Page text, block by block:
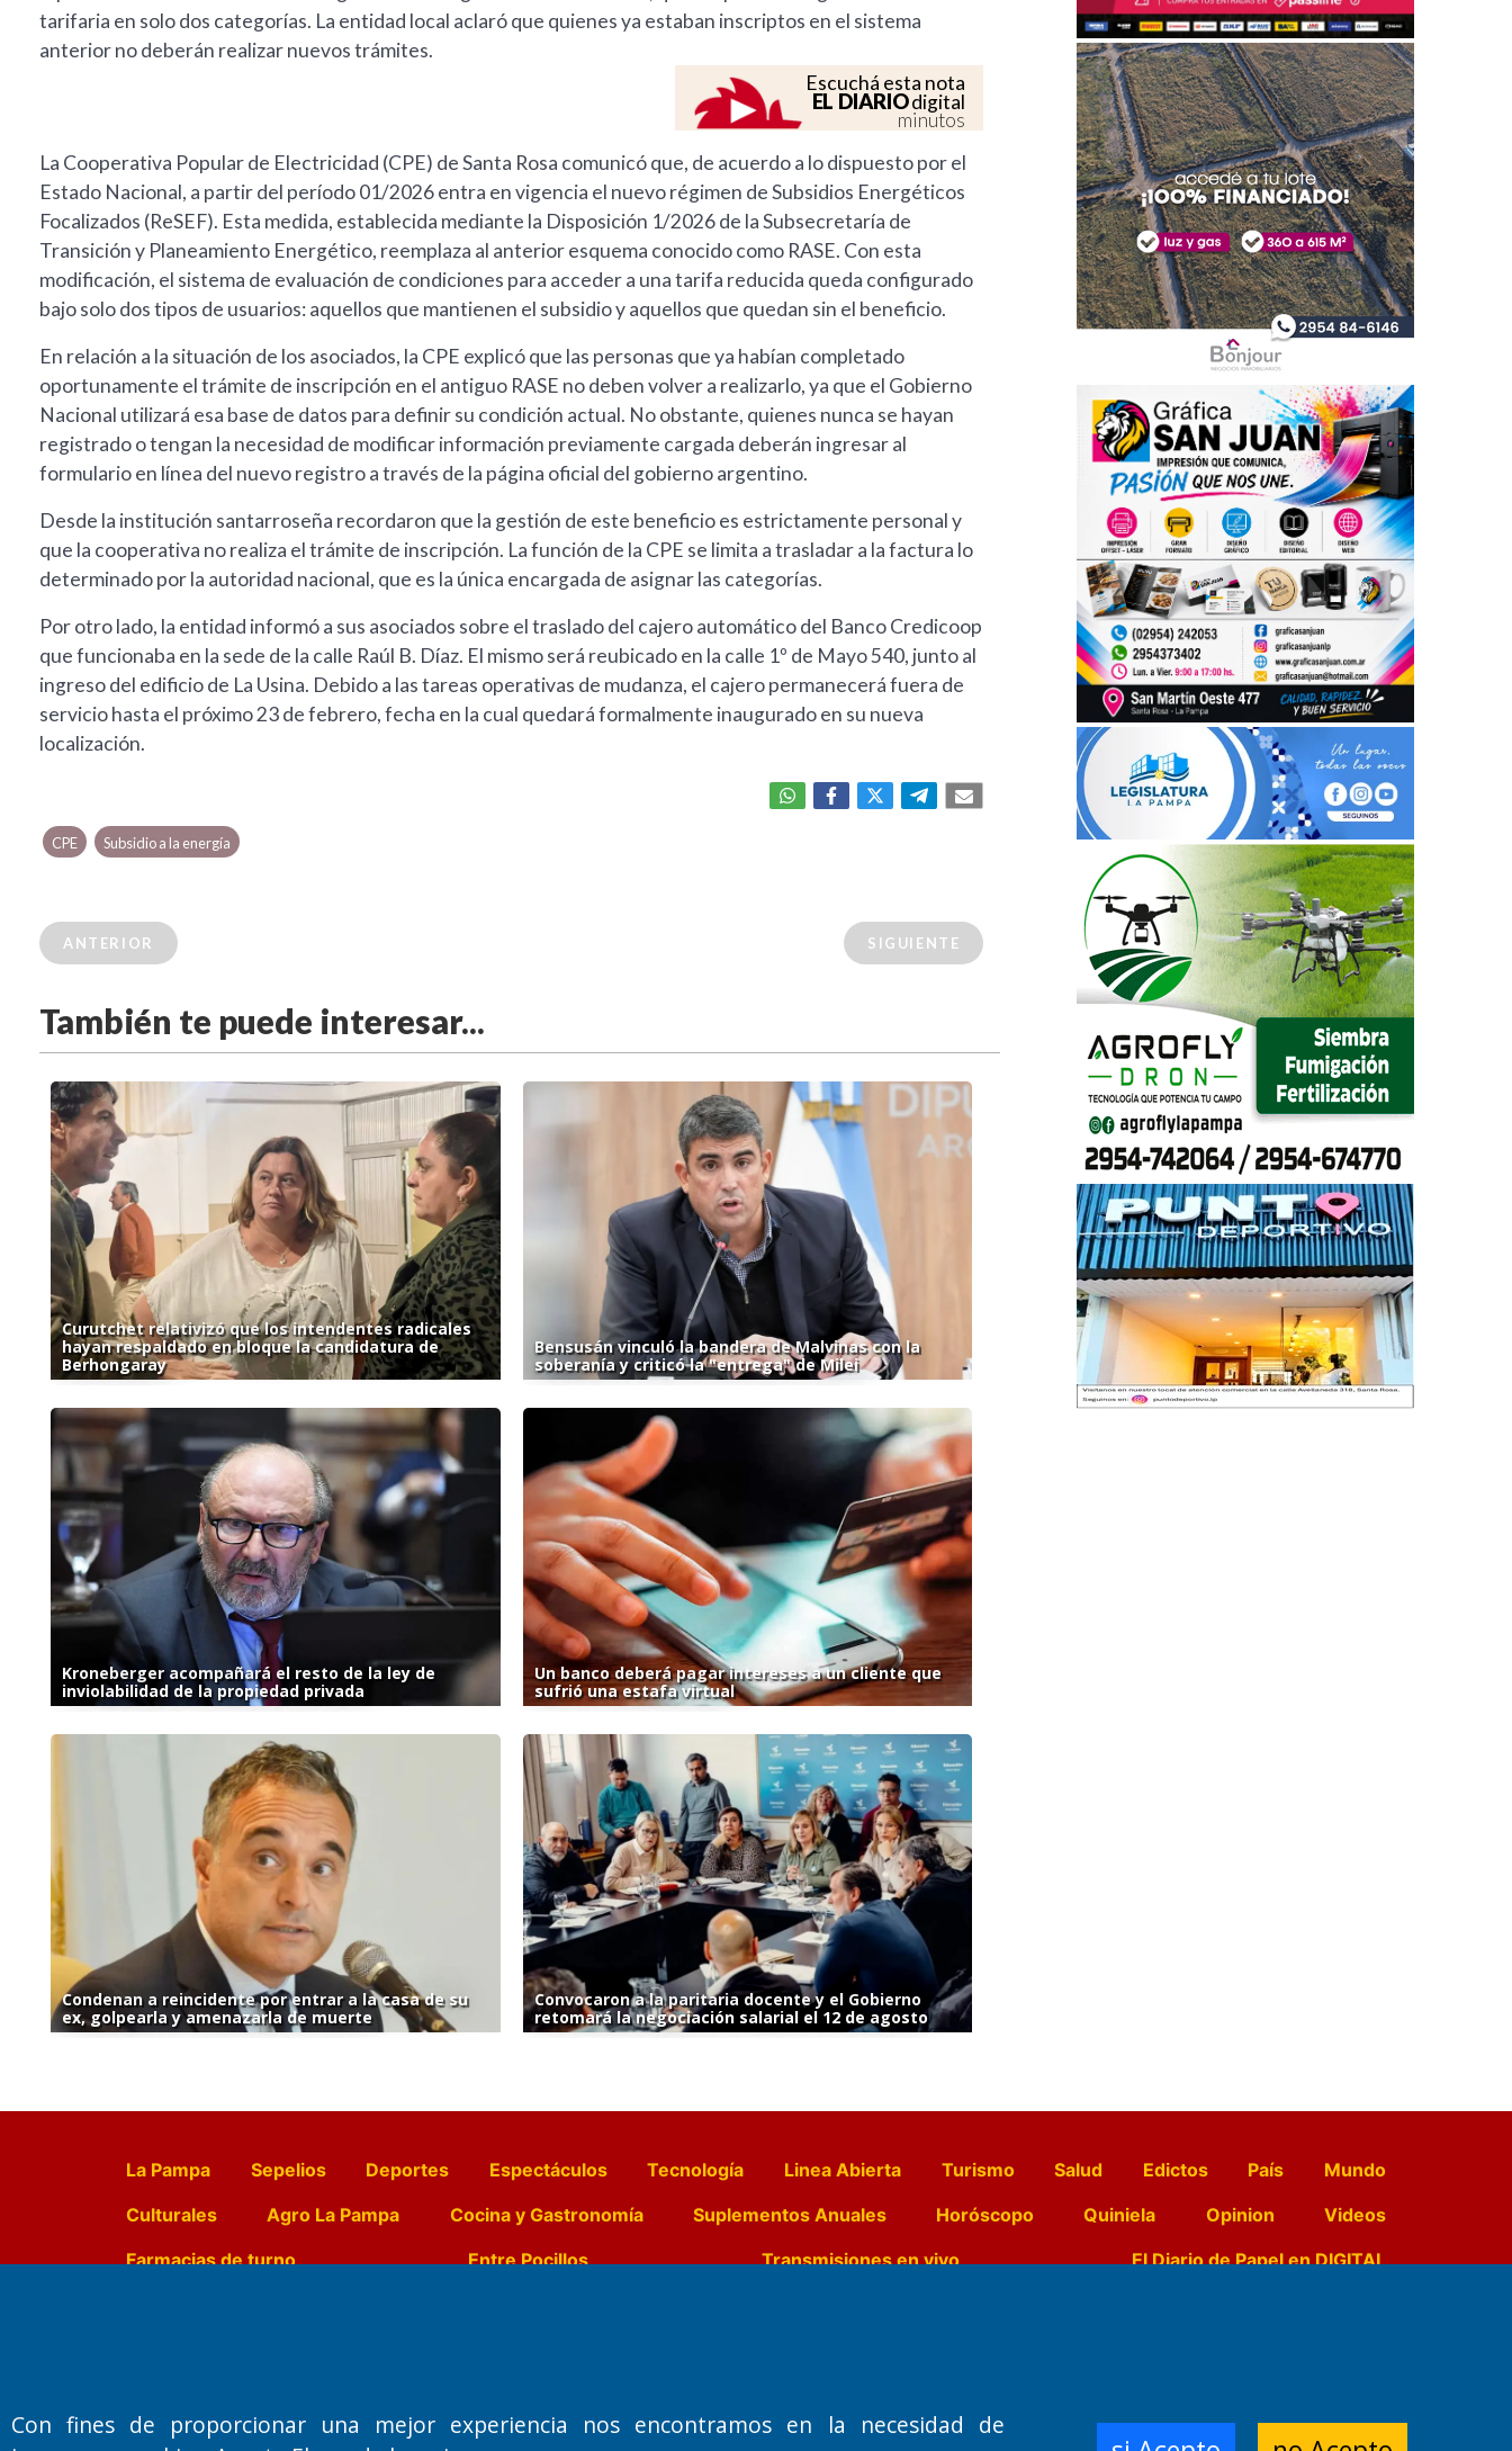
tarifaria en solo dos categorías. La entidad local aclaró que quienes ya estaban inscriptos en el sistema
anterior no deberán realizar nuevos trámites.
Escuchá esta nota
EL DIARIOdigital
minutos
La Cooperativa Popular de Electricidad (CPE) de Santa Rosa comunicó que, de acuerdo a lo dispuesto por el
Estado Nacional, a partir del período 01/2026 entra en vigencia el nuevo régimen de Subsidios Energéticos
Focalizados (ReSEF). Esta medida, establecida mediante la Disposición 1/2026 de la Subsecretaría de
Transición y Planeamiento Energético, reemplaza al anterior esquema conocido como RASE. Con esta
modificación, el sistema de evaluación de condiciones para acceder a una tarifa reducida queda configurado
bajo solo dos tipos de usuarios: aquellos que mantienen el subsidio y aquellos que quedan sin el beneficio.
En relación a la situación de los asociados, la CPE explicó que las personas que ya habían completado
oportunamente el trámite de inscripción en el antiguo RASE no deben volver a realizarlo, ya que el Gobierno
Nacional utilizará esa base de datos para definir su condición actual. No obstante, quienes nunca se hayan
registrado o tengan la necesidad de modificar información previamente cargada deberán ingresar al
formulario en línea del nuevo registro a través de la página oficial del gobierno argentino.
Desde la institución santarroseña recordaron que la gestión de este beneficio es estrictamente personal y
que la cooperativa no realiza el trámite de inscripción. La función de la CPE se limita a trasladar a la factura lo
determinado por la autoridad nacional, que es la única encargada de asignar las categorías.
Por otro lado, la entidad informó a sus asociados sobre el traslado del cajero automático del Banco Credicoop
que funcionaba en la sede de la calle Raúl B. Díaz. El mismo será reubicado en la calle 1º de Mayo 540, junto al
ingreso del edificio de La Usina. Debido a las tareas operativas de mudanza, el cajero permanecerá fuera de
servicio hasta el próximo 23 de febrero, fecha en la cual quedará formalmente inaugurado en su nueva
localización.
CPE Subsidio a la energía
ANTERIOR SIGUIENTE
También te puede interesar...
Curutchet relativizó que los intendentes radicales
hayan respaldado en bloque la candidatura de
Berhongaray
Bensusán vinculó la bandera de Malvinas con la
soberanía y criticó la "entrega" de Milei
Kroneberger acompañará el resto de la ley de
inviolabilidad de la propiedad privada
Un banco deberá pagar intereses a un cliente que
sufrió una estafa virtual
Condenan a reincidente por entrar a la casa de su
ex, golpearla y amenazarla de muerte
Convocaron a la paritaria docente y el Gobierno
retomará la negociación salarial el 12 de agosto
La Pampa Sepelios Deportes Espectáculos Tecnología Linea Abierta Turismo Salud Edictos País
Mundo
Culturales
Agro La Pampa Cocina y Gastronomía Suplementos Anuales Horóscopo Quiniela Opinion
Videos
Farmacias de turno
Entre Pocillos Transmisiones en vivo El Diario de Papel en DIGITAL
Primera edición: Domingo 3 de Mayo de 1992
Miembro de ADIRA,ADEPA y CPPAL
Santa Rosa, La Pampa.
Número de Registro DNDA:
Dr. Jorge Ricardo Nemesio
Redacción, Administración,
Con fines de proporcionar una mejor experiencia nos encontramos en la necesidad de